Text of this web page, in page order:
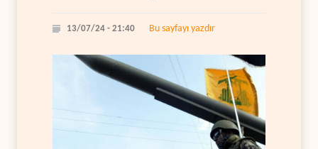
13/07/24 - 21:40 Bu sayfayı yazdır